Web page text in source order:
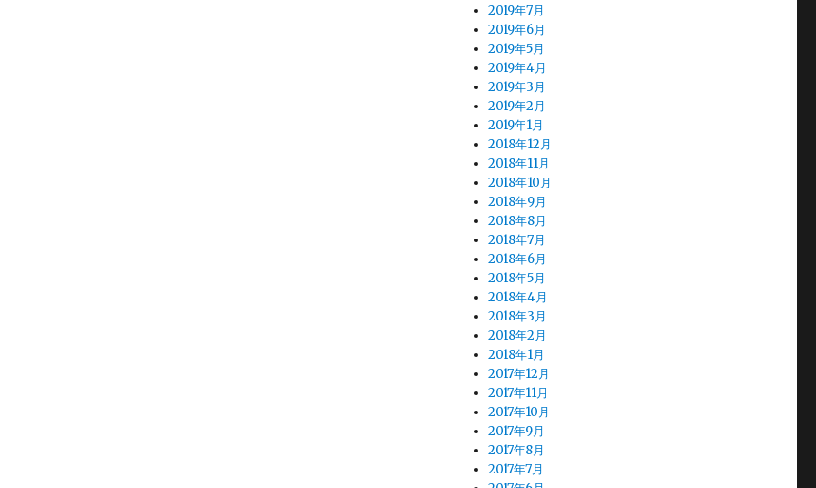
2019年7月
2019年6月
2019年5月
2019年4月
2019年3月
2019年2月
2019年1月
2018年12月
2018年11月
2018年10月
2018年9月
2018年8月
2018年7月
2018年6月
2018年5月
2018年4月
2018年3月
2018年2月
2018年1月
2017年12月
2017年11月
2017年10月
2017年9月
2017年8月
2017年7月